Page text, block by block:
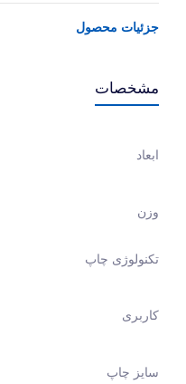
جزئیات محصول
مشخصات
ابعاد
وزن
تکنولوژی چاپ
کاربری
سایز چاپ